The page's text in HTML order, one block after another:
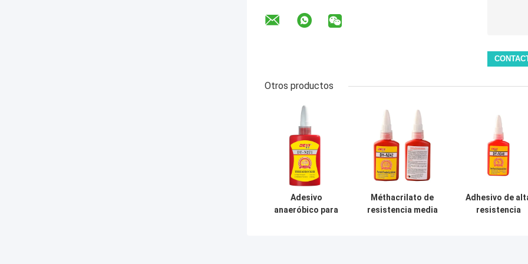
Otros productos
Adesivo
anaeróbico para
Méthacrilato de
resistencia media
Adhesivo de
resistencia